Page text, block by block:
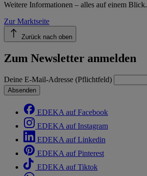
Weitere Informationen – alles auf einem Blick.
Zur Marktseite
Zurück nach oben
Zum Newsletter anmelden
Deine E-Mail-Adresse (Pflichtfeld)
Absenden
EDEKA auf Facebook
EDEKA auf Instagram
EDEKA auf Linkedin
EDEKA auf Pinterest
EDEKA auf Tiktok